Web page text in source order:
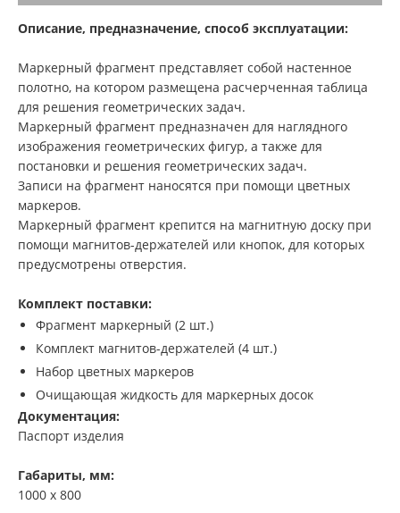
Описание, предназначение, способ эксплуатации:
Маркерный фрагмент представляет собой настенное
полотно, на котором размещена расчерченная таблица
для решения геометрических задач.
Маркерный фрагмент предназначен для наглядного
изображения геометрических фигур, а также для
постановки и решения геометрических задач.
Записи на фрагмент наносятся при помощи цветных
маркеров.
Маркерный фрагмент крепится на магнитную доску при
помощи магнитов-держателей или кнопок, для которых
предусмотрены отверстия.
Комплект поставки:
Фрагмент маркерный (2 шт.)
Комплект магнитов-держателей (4 шт.)
Набор цветных маркеров
Очищающая жидкость для маркерных досок
Документация:
Паспорт изделия
Габариты, мм:
1000 х 800